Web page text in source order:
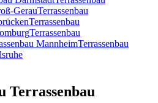
GerauTerrassenbau
Terrassenbau
Terrassenbau
MannheimTerrassenbau
Terrassenbau